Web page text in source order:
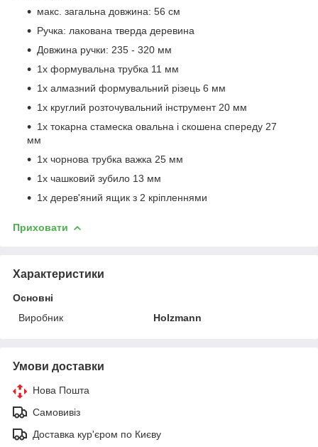
макс. загальна довжина: 56 см
Ручка: лакована тверда деревина
Довжина ручки: 235 - 320 мм
1x формувальна трубка 11 мм
1x алмазний формувальний різець 6 мм
1x круглий розточувальний інструмент 20 мм
1x токарна стамеска овальна і скошена спереду 27
мм
1x чорнова трубка важка 25 мм
1x чашковий зубило 13 мм
1x дерев'яний ящик з 2 кріпленнями
Приховати
Характеристики
Основні
Виробник
Holzmann
Умови доставки
Нова Пошта
Самовивіз
Доставка кур'єром по Києву